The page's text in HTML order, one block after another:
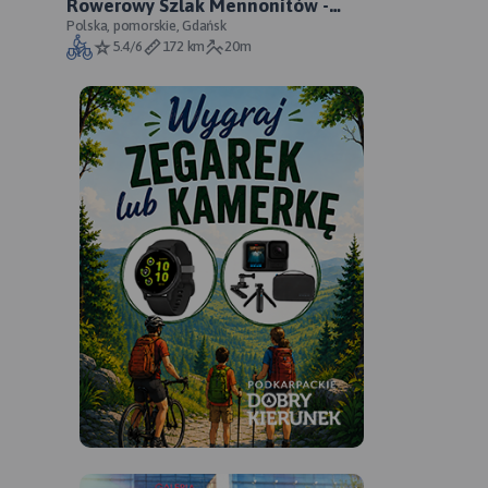
Rowerowy Szlak Mennonitów -
oficjalny przebieg szlaku
Polska, pomorskie, Gdańsk
5.4/6
172 km 20m